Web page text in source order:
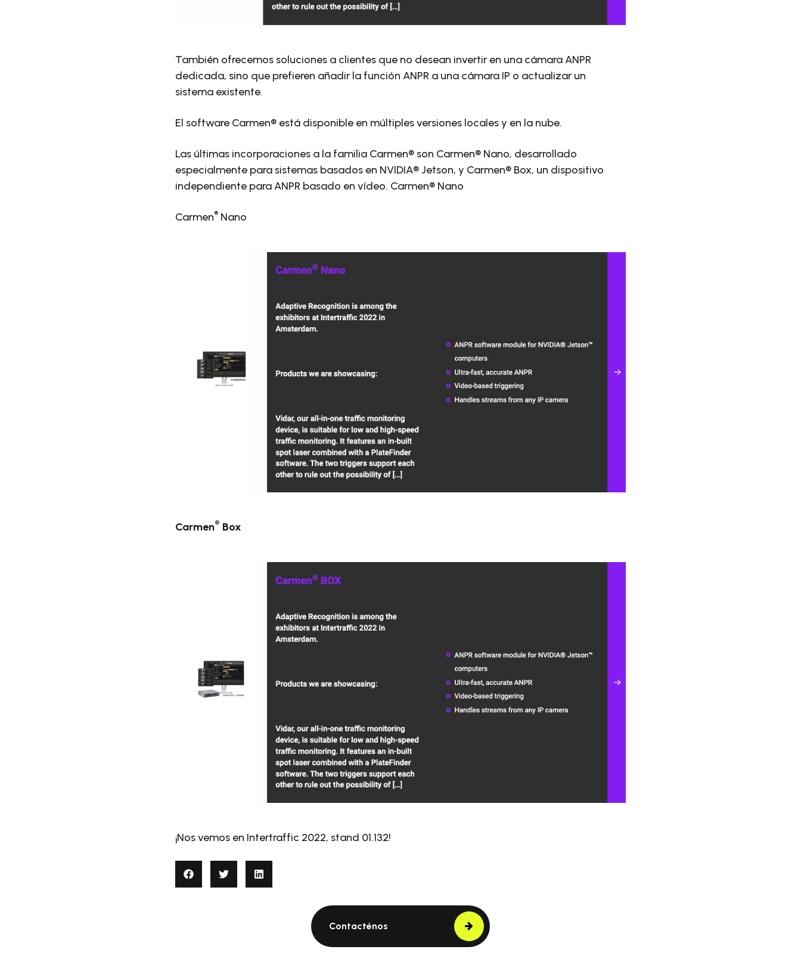
También ofrecemos soluciones a clientes que no desean invertir en una cámara ANPR
dedicada, sino que prefieren añadir la función ANPR a una cámara IP o actualizar un
sistema existente.
El software Carmen® está disponible en múltiples versiones locales y en la nube.
Las últimas incorporaciones a la familia Carmen® son Carmen® Nano, desarrollado
especialmente para sistemas basados ​​en NVIDIA® Jetson, y Carmen® Box, un dispositivo
independiente para ANPR basado en vídeo. Carmen® Nano
Carmen® Nano
Carmen® Box
¡Nos vemos en Intertraffic 2022, stand 01.132!
Contacténos